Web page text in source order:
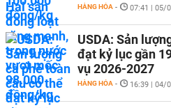
HÀNG HÓA - 07:41 | 05/
USDA: Sản
đạt kỷ lục gần
vụ 2026-2027
HÀNG HÓA - 16:39 | 04/